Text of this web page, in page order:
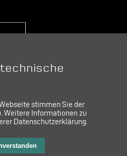
LINKEDIN
stimmen Sie der
Weitere Informationen zu
Datenschutzerklärung.